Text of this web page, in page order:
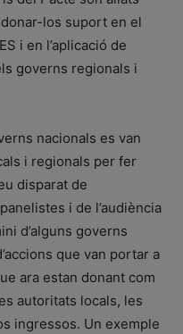
los suport en el
i en l’aplicació de
governs regionals i
nacionals es van
i regionals per fer
disparat de
i de l’audiència
d’alguns governs
que van portar a
ara estan donant com
autoritats locals, les
ingressos. Un exemple